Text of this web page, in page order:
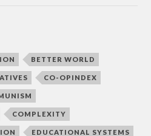
BETTER WORLD
CO-OPINDEX
COMPLEXITY
EDUCATIONAL SYSTEMS